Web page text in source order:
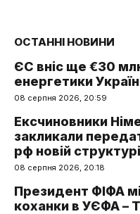
ОСТАННІ НОВИНИ
ЄС вніс ще €30
енергетики
08 серпня 2026, 20:59
Ексчиновники
закликали
рф новій
08 серпня 2026, 20:18
Президент ФІФА
коханки в УЄФА –